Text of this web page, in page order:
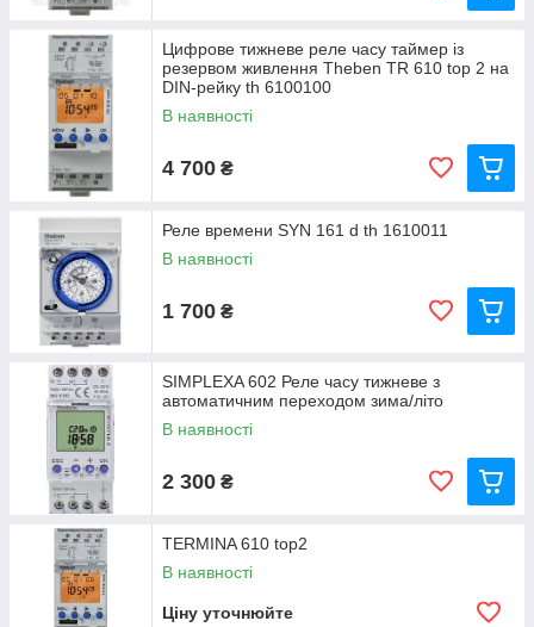
Цифрове тижневе реле часу таймер із
резервом живлення Theben TR 610 top 2 на
DIN-рейку th 6100100
В наявності
4 700 ₴
Реле времени SYN 161 d th 1610011
В наявності
1 700 ₴
SIMPLEXA 602 Реле часу тижневе з
автоматичним переходом зима/літо
В наявності
2 300 ₴
TERMINA 610 top2
В наявності
Ціну уточнюйте